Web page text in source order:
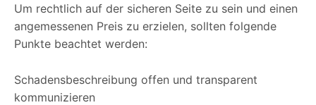
Um rechtlich auf der sicheren Seite zu sein und einen
angemessenen Preis zu erzielen, sollten folgende
Punkte beachtet werden:
Schadensbeschreibung offen und transparent
kommunizieren